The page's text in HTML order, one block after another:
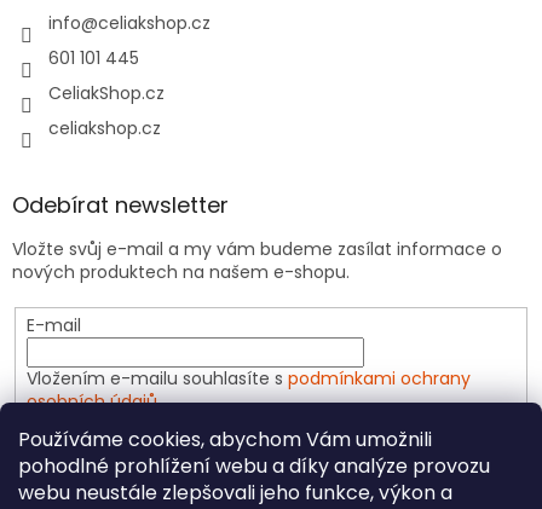
Používáme cookies, abychom Vám umožnili
pohodlné prohlížení webu a díky analýze provozu
webu neustále zlepšovali jeho funkce, výkon a
info@celiakshop.cz
601 101 445
CeliakShop.cz
celiakshop.cz
Odebírat newsletter
Vložte svůj e-mail a my vám budeme zasílat informace o
nových produktech na našem e-shopu.
E-mail
Vložením e-mailu souhlasíte s podmínkami ochrany
osobních údajů
PŘIHLÁSIT SE